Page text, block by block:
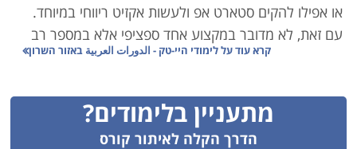
או אפילו להקים סטארט אפ ולעשות אקזיט ריווחי במיוחד.
עם זאת, לא מדובר במקצוע אחד ספציפי אלא במספר רב
של מקצועות המשלימים האחד את השני לכדי ענף אחד
קורסי סייבר ואבטחת מידע – אם נדמה את ענף ההיי-טק
לצה"ל, הרי שענף הסייבר הוא קורס הטייס. הצורך של
קרא עוד עללימודי היי-טק - الدورات العربية באזור השרון
מתעניין בלימודים?
הדרך הקלה לאיתור קורס